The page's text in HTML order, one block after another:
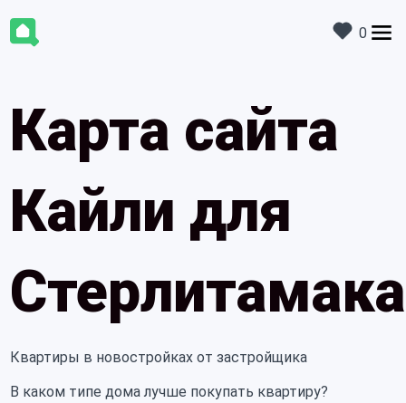
0
Карта сайта
Кайли для
Стерлитамака
Квартиры в новостройках от застройщика
В каком типе дома лучше покупать квартиру?